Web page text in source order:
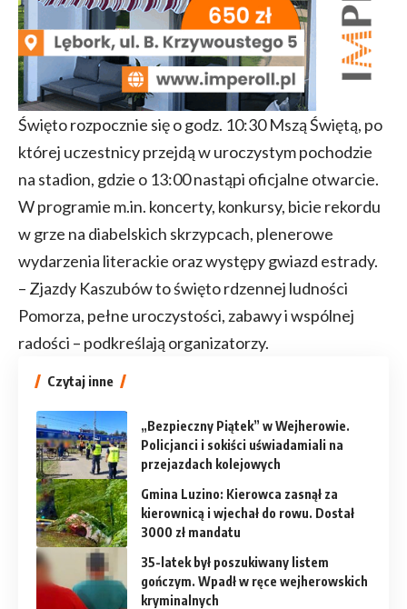
Święto rozpocznie się o godz. 10:30 Mszą Świętą, po
której uczestnicy przejdą w uroczystym pochodzie
na stadion, gdzie o 13:00 nastąpi oficjalne otwarcie.
W programie m.in. koncerty, konkursy, bicie rekordu
w grze na diabelskich skrzypcach, plenerowe
wydarzenia literackie oraz występy gwiazd estrady.
– Zjazdy Kaszubów to święto rdzennej ludności
Pomorza, pełne uroczystości, zabawy i wspólnej
radości – podkreślają organizatorzy.
Czytaj inne
„Bezpieczny Piątek” w Wejherowie.
Policjanci i sokiści uświadamiali na
przejazdach kolejowych
Gmina Luzino: Kierowca zasnął za
kierownicą i wjechał do rowu. Dostał
3000 zł mandatu
35-latek był poszukiwany listem
gończym. Wpadł w ręce wejherowskich
kryminalnych